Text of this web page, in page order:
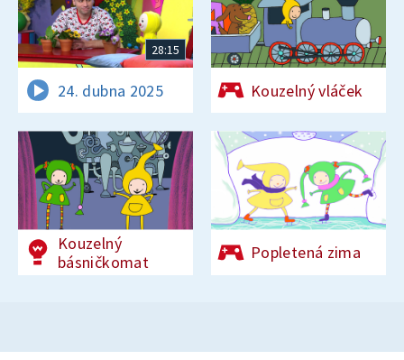
28:15
24. dubna 2025 Kouzelný vláček
Kouzelný
básničkomat
Popletená zima